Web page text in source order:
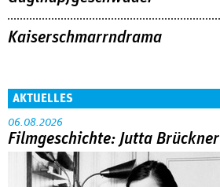
Kaiserschmarrndrama
AKTUELLES
06.08.2026
Filmgeschichte: Jutta Brückner